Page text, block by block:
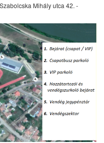
Mihály utca 42. -